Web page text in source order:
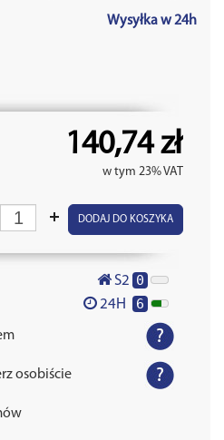
Wysyłka w 24h
140,74 zł
w tym 23% VAT
DODAJ DO KOSZYKA
S2 0
24H 6
osobiście